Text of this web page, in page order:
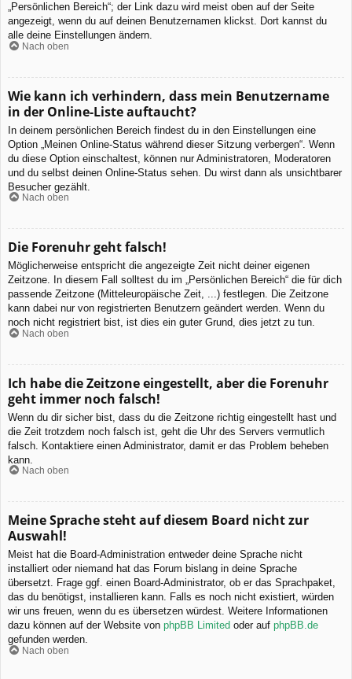
„Persönlichen Bereich“; der Link dazu wird meist oben auf der Seite
angezeigt, wenn du auf deinen Benutzernamen klickst. Dort kannst du
alle deine Einstellungen ändern.
Nach oben
Wie kann ich verhindern, dass mein Benutzername
in der Online-Liste auftaucht?
In deinem persönlichen Bereich findest du in den Einstellungen eine
Option „Meinen Online-Status während dieser Sitzung verbergen“. Wenn
du diese Option einschaltest, können nur Administratoren, Moderatoren
und du selbst deinen Online-Status sehen. Du wirst dann als unsichtbarer
Besucher gezählt.
Nach oben
Die Forenuhr geht falsch!
Möglicherweise entspricht die angezeigte Zeit nicht deiner eigenen
Zeitzone. In diesem Fall solltest du im „Persönlichen Bereich“ die für dich
passende Zeitzone (Mitteleuropäische Zeit, ...) festlegen. Die Zeitzone
kann dabei nur von registrierten Benutzern geändert werden. Wenn du
noch nicht registriert bist, ist dies ein guter Grund, dies jetzt zu tun.
Nach oben
Ich habe die Zeitzone eingestellt, aber die Forenuhr
geht immer noch falsch!
Wenn du dir sicher bist, dass du die Zeitzone richtig eingestellt hast und
die Zeit trotzdem noch falsch ist, geht die Uhr des Servers vermutlich
falsch. Kontaktiere einen Administrator, damit er das Problem beheben
kann.
Nach oben
Meine Sprache steht auf diesem Board nicht zur
Auswahl!
Meist hat die Board-Administration entweder deine Sprache nicht
installiert oder niemand hat das Forum bislang in deine Sprache
übersetzt. Frage ggf. einen Board-Administrator, ob er das Sprachpaket,
das du benötigst, installieren kann. Falls es noch nicht existiert, würden
wir uns freuen, wenn du es übersetzen würdest. Weitere Informationen
dazu können auf der Website von phpBB Limited oder auf phpBB.de
gefunden werden.
Nach oben